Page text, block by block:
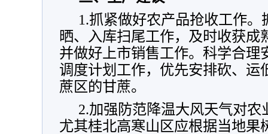
1.抓紧做好农产品抢收工作
晒、入库扫尾工作，及时收获成
并做好上市销售工作。科学合理
调度计划工作，优先安排砍、运
蔗区的甘蔗。
2.加强防范降温大风天气对
尤其桂北高寒山区应根据当地果